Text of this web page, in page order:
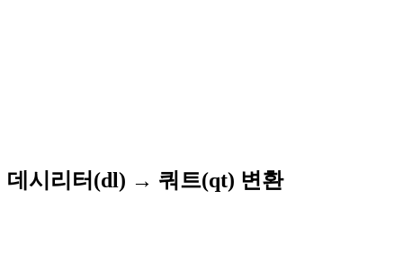
데시리터(dl) → 쿼트(qt) 변환